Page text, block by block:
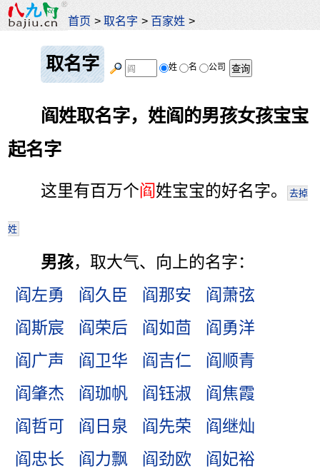
首页 >取名字 > 百家姓 >
取名字 姓 名 公司
阎姓取名字，姓阎的男孩女孩宝宝
起名字
这里有百万个阎 姓宝宝的好名字。 去掉
姓
男孩，取大气、向上的名字：
阎左勇
阎久臣 阎那安
阎萧弦
阎斯宸
阎荣后 阎如茴
阎勇洋
阎广声
阎卫华 阎吉仁
阎顺青
阎肇杰
阎珈帆 阎钰淑
阎焦霞
阎哲可
阎日泉 阎先荣
阎继灿
阎忠长
阎力飘 阎劲欧
阎妃裕